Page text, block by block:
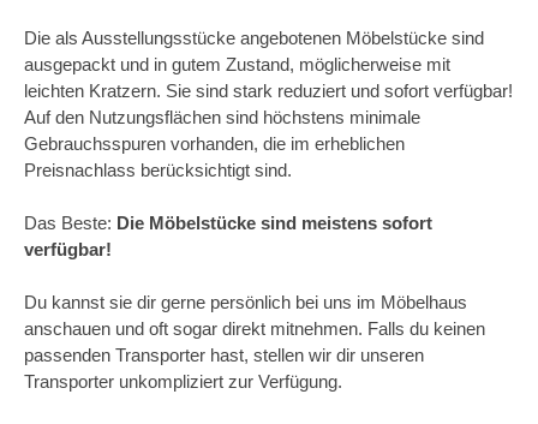
Die als Ausstellungsstücke angebotenen Möbelstücke sind
ausgepackt und in gutem Zustand, möglicherweise mit
leichten Kratzern. Sie sind stark reduziert und sofort verfügbar!
Auf den Nutzungsflächen sind höchstens minimale
Gebrauchsspuren vorhanden, die im erheblichen
Preisnachlass berücksichtigt sind.
Das Beste: Die Möbelstücke sind meistens sofort
verfügbar!
Du kannst sie dir gerne persönlich bei uns im Möbelhaus
anschauen und oft sogar direkt mitnehmen. Falls du keinen
passenden Transporter hast, stellen wir dir unseren
Transporter unkompliziert zur Verfügung.